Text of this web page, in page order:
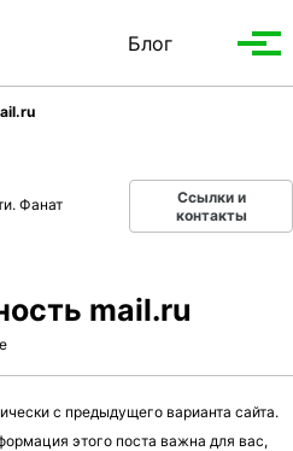
Блог
Toggle
Фанат
Ссылки и
контакты
mail.ru
с предыдущего варианта сайта.
этого поста важна для вас,